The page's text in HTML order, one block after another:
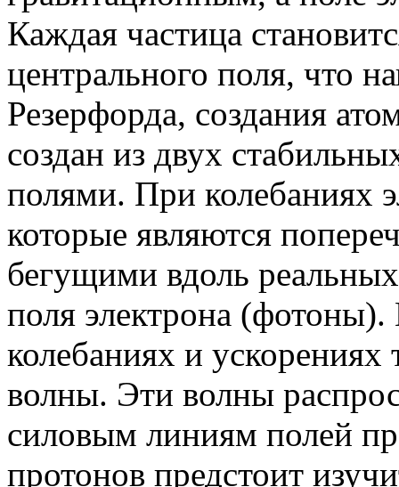
Каждая частица
центрального поля, что
Резерфорда, создания
создан из двух
полями. При колебаниях
которые являются
бегущими вдоль
поля электрона
колебаниях и
волны. Эти волны
силовым линиям полей
протонов предстоит